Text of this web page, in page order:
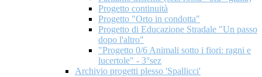
Progetto continuità
Progetto "Orto in condotta"
Progetto di Educazione Stradale "Un passo
dopo l'altro"
"Progetto 0/6 Animali sotto i fiori: ragni e
lucertole" - 3°sez
Archivio progetti plesso 'Spallicci'